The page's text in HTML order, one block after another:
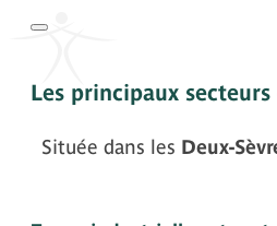
Les principaux
Située dans les Deux-